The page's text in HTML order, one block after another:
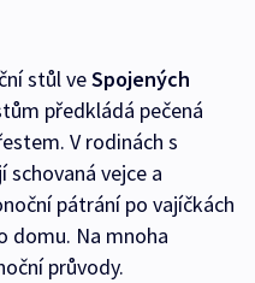
stůl veSpojených
předkládá pečená
V rodinách s
vejce a
pátrání po vajíčkách
domu. Na mnoha
průvody.